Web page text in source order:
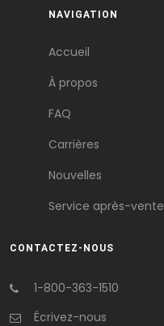
NAVIGATION
Accueil
À propos
FAQ
Carrières
Nouvelles
Service après-vente
CONTACTEZ-NOUS
1-800-363-1510
Écrivez-nous